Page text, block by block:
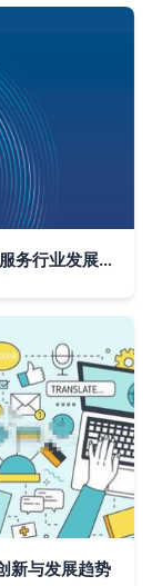
中国翻译协会发布《2023中国翻译及语言服务行业发展报告》和《2023全球翻译及语言服务行业发展报告》
新与发展趋势